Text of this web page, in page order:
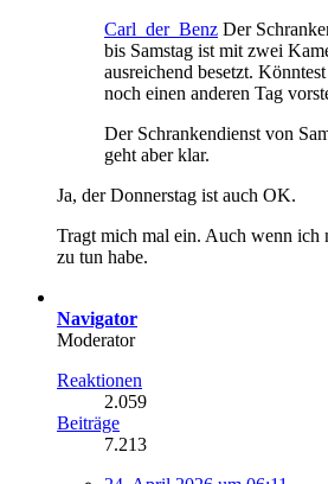
Carl_der_Benz Der
bis Samstag ist mit zwei
ausreichend besetzt.
noch einen anderen Tag
Der Schrankendienst von
geht aber klar.
Ja, der Donnerstag ist auch OK.
Tragt mich mal ein. Auch wenn ich
zu tun habe.
Navigator
Moderator
Reaktionen
2.059
Beiträge
7.213